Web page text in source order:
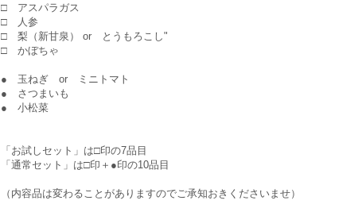
□ アスパラガス
□ 人参
□ 梨（新甘泉） or とうもろこし"
□ かぼちゃ
● 玉ねぎ or ミニトマト
● さつまいも
● 小松菜
「お試しセット」は□印の7品目
「通常セット」は□印＋●印の10品目
（内容品は変わることがありますのでご承知おきくださいませ）